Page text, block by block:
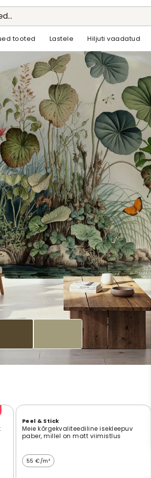
tooted Lastele Hiljuti vaadatud
Peel & Stick
Meie kõrgekvaliteediline isekleepuv
paber, millel on matt viimistlus
55 €/m²